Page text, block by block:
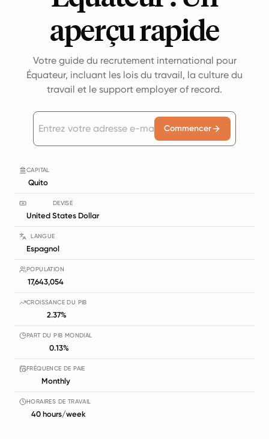
aperçu rapide
Votre guide du recrutement international pour
Équateur, incluant les lois du travail, la culture du
travail et le support employer of record.
Commencer
CAPITAL
Quito
DEVISE
United States Dollar
LANGUE
Espagnol
POPULATION
17,643,054
CROISSANCE DU PIB
2.37%
PART DU PIB MONDIAL
0.13%
FRÉQUENCE DE PAIE
Monthly
HORAIRES DE TRAVAIL
40 hours/week